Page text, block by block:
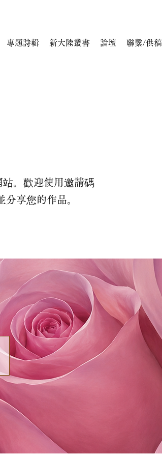
專題詩輯 新大陸叢書 論壇 聯繫/供稿
站。歡迎使用邀請碼
分享您的作品。